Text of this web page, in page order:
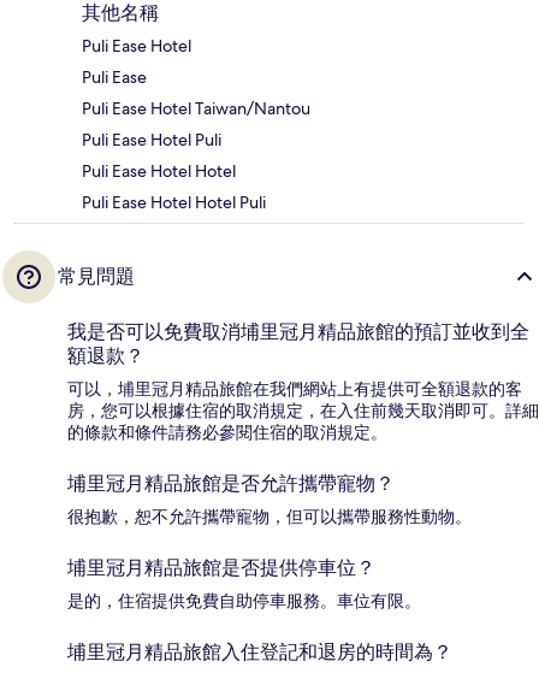
其他名稱
Puli Ease Hotel
Puli Ease
Puli Ease Hotel Taiwan/Nantou
Puli Ease Hotel Puli
Puli Ease Hotel Hotel
Puli Ease Hotel Hotel Puli
常見問題
我是否可以免費取消埔里冠月精品旅館的預訂並收到全
額退款？
可以，埔里冠月精品旅館在我們網站上有提供可全額退款的客
房，您可以根據住宿的取消規定，在入住前幾天取消即可。詳細
的條款和條件請務必參閱住宿的取消規定。
埔里冠月精品旅館是否允許攜帶寵物？
很抱歉，恕不允許攜帶寵物，但可以攜帶服務性動物。
埔里冠月精品旅館是否提供停車位？
是的，住宿提供免費自助停車服務。車位有限。
埔里冠月精品旅館入住登記和退房的時間為？